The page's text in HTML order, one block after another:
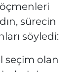
sürecin
söyledi:
seçim olan